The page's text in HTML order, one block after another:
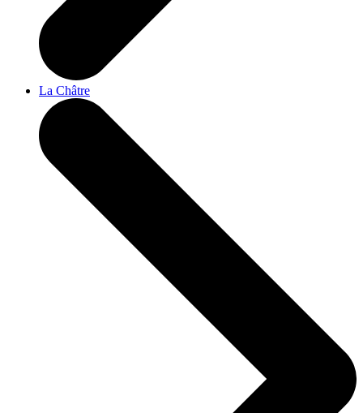
La Châtre